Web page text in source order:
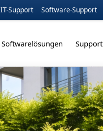
IT-Support Software-Support
Softwarelösungen Support